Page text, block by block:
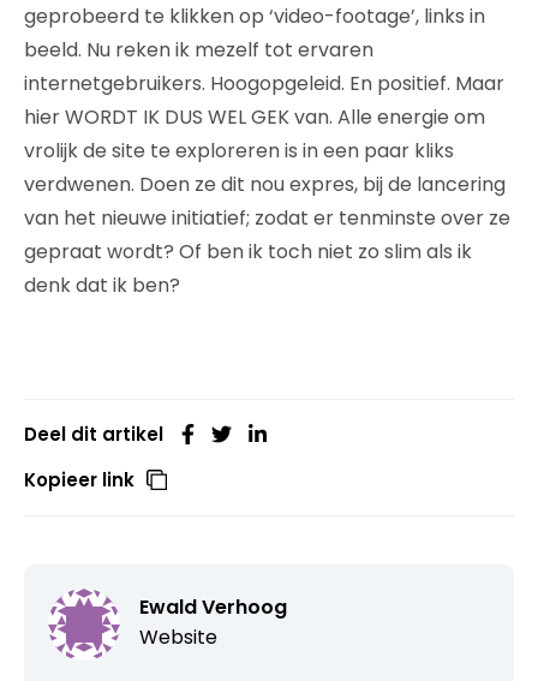
geprobeerd te klikken op ‘video-footage’, links in
beeld. Nu reken ik mezelf tot ervaren
internetgebruikers. Hoogopgeleid. En positief. Maar
hier WORDT IK DUS WEL GEK van. Alle energie om
vrolijk de site te exploreren is in een paar kliks
verdwenen. Doen ze dit nou expres, bij de lancering
van het nieuwe initiatief; zodat er tenminste over ze
gepraat wordt? Of ben ik toch niet zo slim als ik
denk dat ik ben?
Deel dit artikel
Kopieer link
Ewald Verhoog
Website